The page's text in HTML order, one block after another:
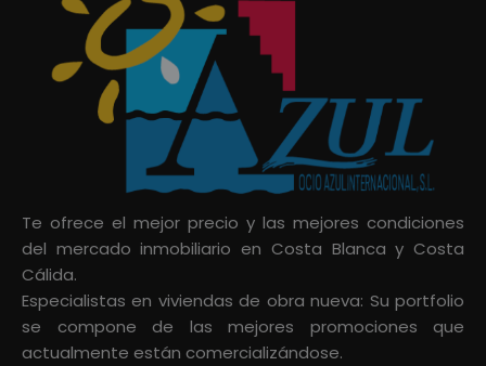
Te ofrece el mejor precio y las mejores condiciones
del mercado inmobiliario en Costa Blanca y Costa
Cálida.
Especialistas en viviendas de obra nueva: Su portfolio
se compone de las mejores promociones que
actualmente están comercializándose.